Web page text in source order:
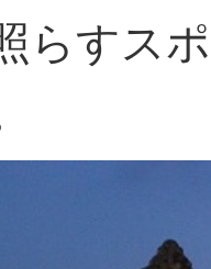
らすス